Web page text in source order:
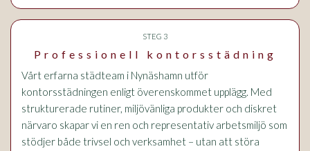
STEG 3
Professionell kontorsstädning
Vårt erfarna städteam i Nynäshamn utför
kontorsstädningen enligt överenskommet upplägg. Med
strukturerade rutiner, miljövänliga produkter och diskret
närvaro skapar vi en ren och representativ arbetsmiljö som
stödjer både trivsel och verksamhet – utan att störa